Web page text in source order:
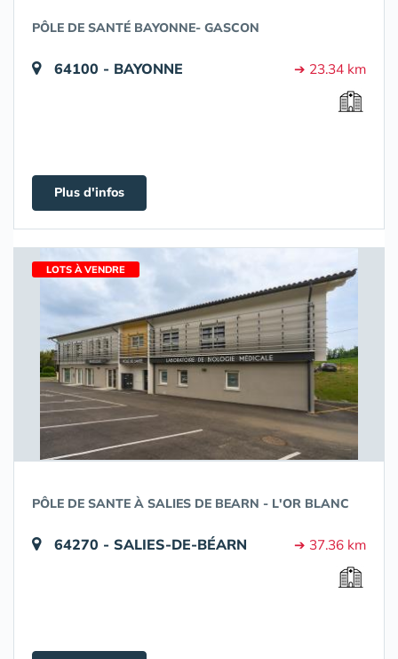
PÔLE DE SANTÉ BAYONNE- GASCON
64100 - BAYONNE ➔ 23.34 km
Plus d'infos
LOTS À VENDRE
PÔLE DE SANTE À SALIES DE BEARN - L'OR BLANC
64270 - SALIES-DE-BÉARN ➔ 37.36 km